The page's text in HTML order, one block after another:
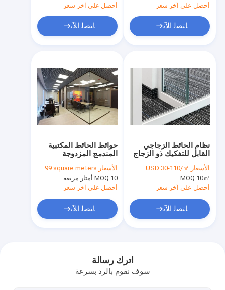
أحصل على آخر سعر
ﺎﺘﺼﻟ ﺍﻶﻧ
أحصل على آخر سعر
ﺎﺘﺼﻟ ﺍﻶﻧ
حوائط الحائط المكتبية
المندمج المزدوجة
الزجاجية
الأسعار:US$80.00 10 - 99 square meters
MOQ:10 أمتار مربعة
أحصل على آخر سعر
ﺎﺘﺼﻟ ﺍﻶﻧ
نظام الحائط الزجاجي
القابل للتفكيك ذو الزجاج
المزخرف المزخرف ذو
الطبقة الواحدة
الأسعار: USD 30-110/㎡
MOQ:10㎡
أحصل على آخر سعر
ﺎﺘﺼﻟ ﺍﻶﻧ
اترك رسالة
سوف نقوم بالرد بسرعة